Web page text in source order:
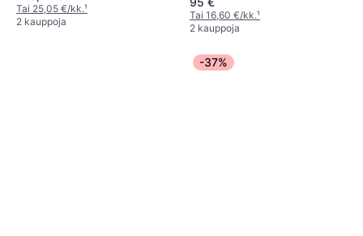
Tai 25,05 €/kk.¹
2 kauppoja
Tai 16,60 €/kk.¹
2 kauppoja
-37%